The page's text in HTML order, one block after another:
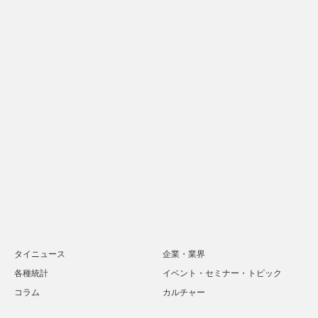
タイニュース
企業・業界
各種統計
イベント・セミナー・トピック
コラム
カルチャー